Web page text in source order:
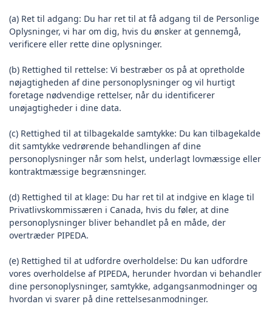
(a) Ret til adgang: Du har ret til at få adgang til de Personlige
Oplysninger, vi har om dig, hvis du ønsker at gennemgå,
verificere eller rette dine oplysninger.
(b) Rettighed til rettelse: Vi bestræber os på at opretholde
nøjagtigheden af dine personoplysninger og vil hurtigt
foretage nødvendige rettelser, når du identificerer
unøjagtigheder i dine data.
(c) Rettighed til at tilbagekalde samtykke: Du kan tilbagekalde
dit samtykke vedrørende behandlingen af dine
personoplysninger når som helst, underlagt lovmæssige eller
kontraktmæssige begrænsninger.
(d) Rettighed til at klage: Du har ret til at indgive en klage til
Privatlivskommissæren i Canada, hvis du føler, at dine
personoplysninger bliver behandlet på en måde, der
overtræder PIPEDA.
(e) Rettighed til at udfordre overholdelse: Du kan udfordre
vores overholdelse af PIPEDA, herunder hvordan vi behandler
dine personoplysninger, samtykke, adgangsanmodninger og
hvordan vi svarer på dine rettelsesanmodninger.